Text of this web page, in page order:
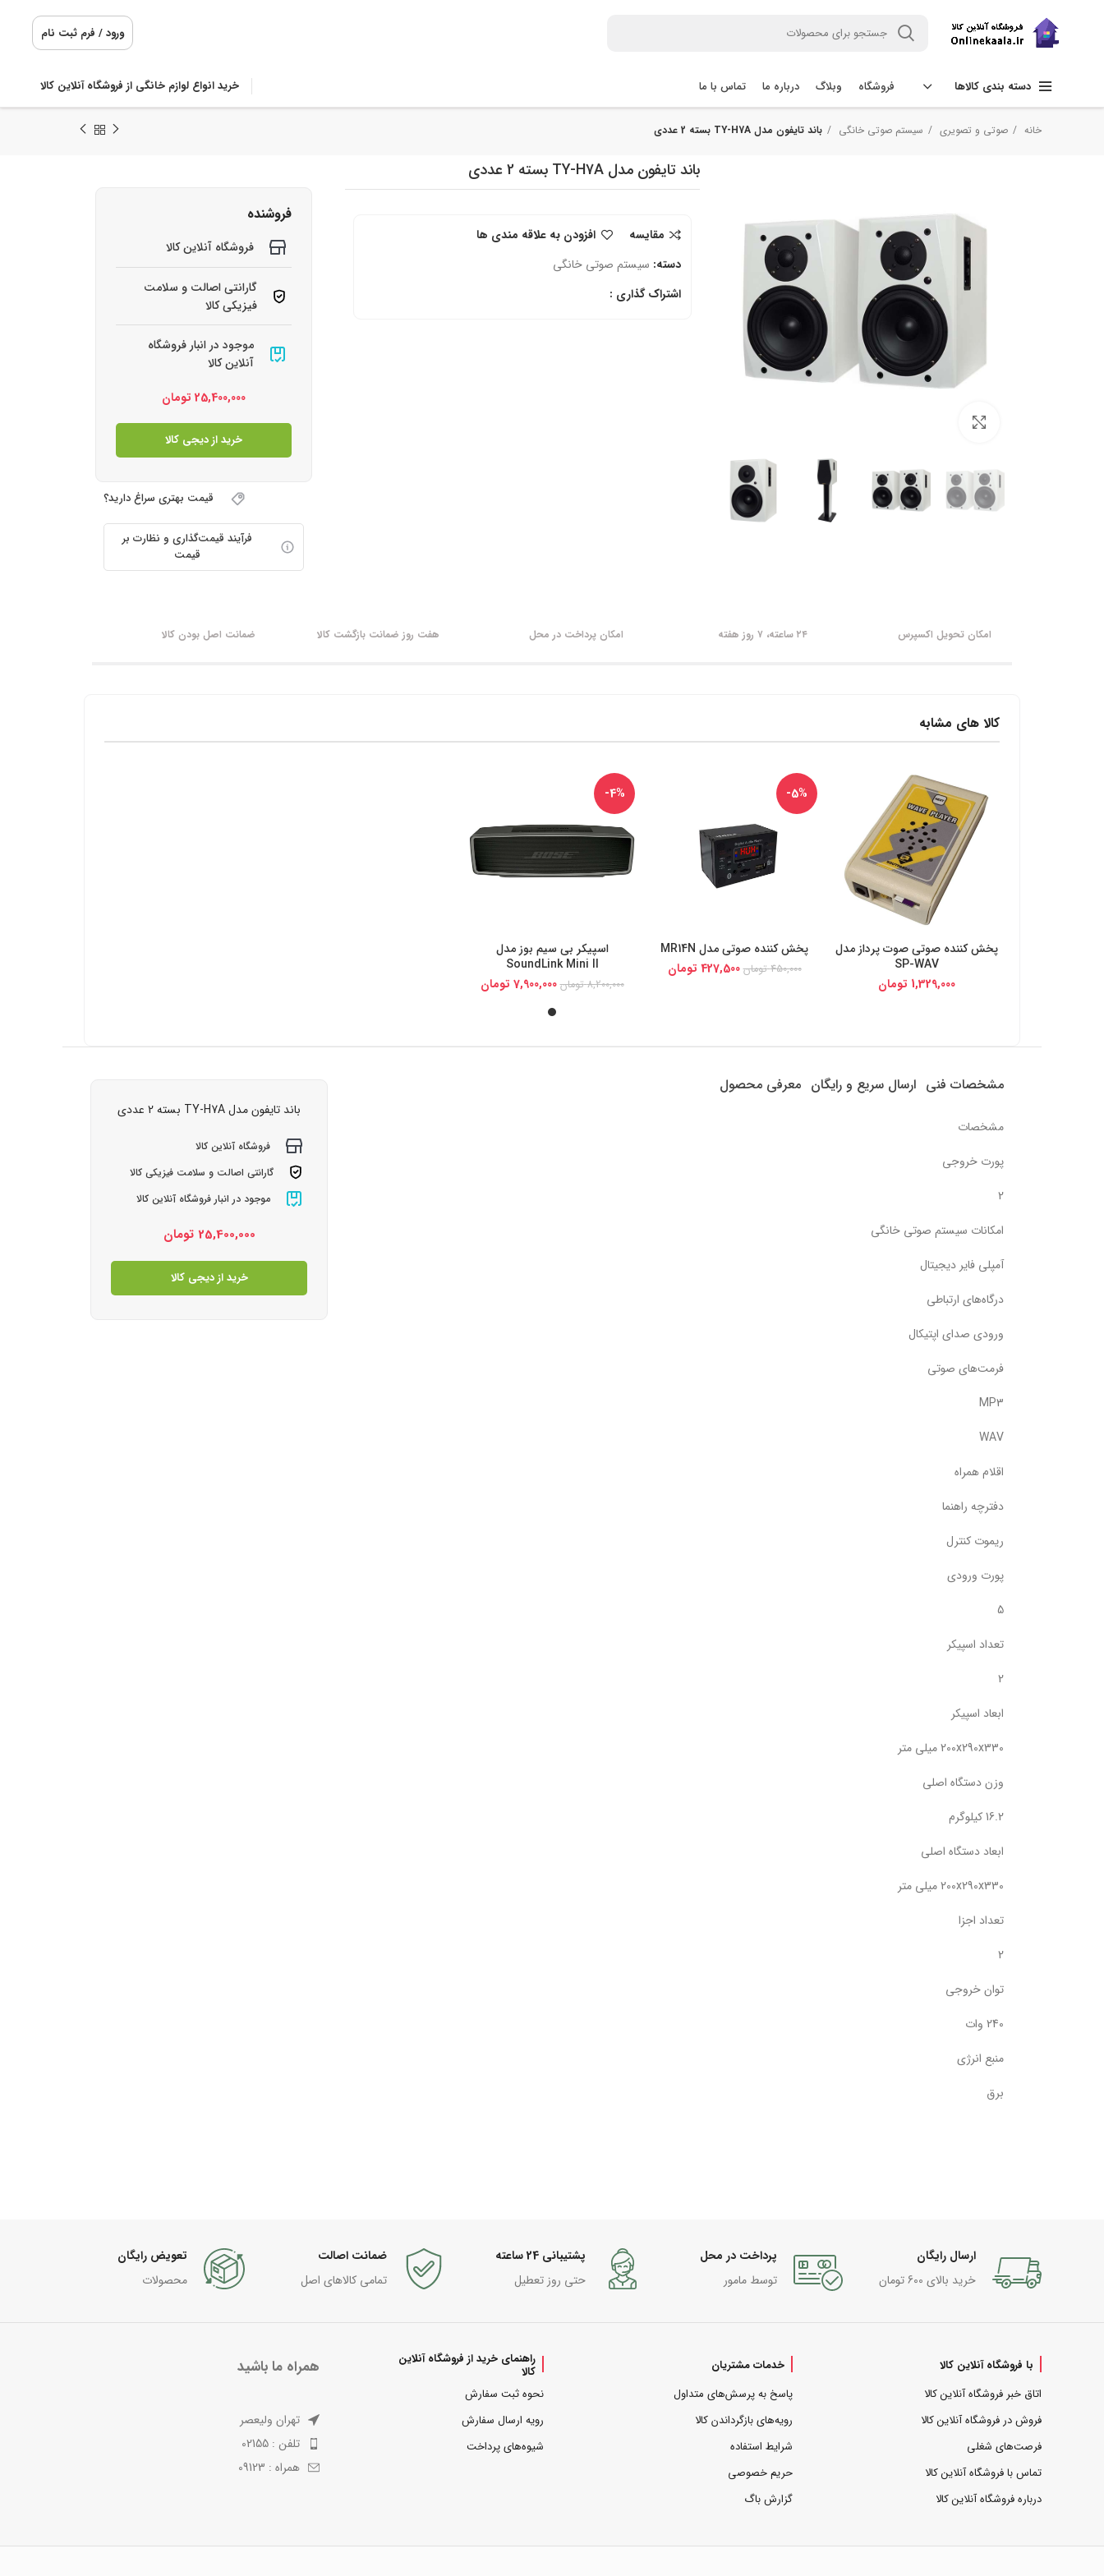
ورود / فرم ثبت نام
دسته بندی کالاها فروشگاه وبلاگ درباره ما تماس با ما خرید انواع لوازم خانگی از فروشگاه آنلاین کالا
خانه صوتی و تصویری سیستم صوتی خانگی باند تایفون مدل TY-H7A بسته 2 عددی
باند تایفون مدل TY-H7A بسته 2 عددی
مقایسه
افزودن به علاقه مندی ها
دسته: سیستم صوتی خانگی
اشتراک گذاری :
فروشنده
فروشگاه آنلاین کالا
گارانتی اصالت و سلامت
فیزیکی کالا
موجود در انبار فروشگاه
آنلاین کالا
25,400,000 تومان
خرید از دیجی کالا
قیمت بهتری سراغ دارید؟
فرآیند قیمت‌گذاری و نظارت بر
قیمت
امکان تحویل اکسپرس ۲۴ ساعته، ۷ روز هفته امکان پرداخت در محل هفت روز ضمانت بازگشت کالا ضمانت اصل بودن کالا
کالا های مشابه
خرید از دیجی کالا
پخش کننده صوتی صوت پرداز مدل
SP-WAV
1,329,000 تومان
-5%
خرید از دیجی کالا
پخش کننده صوتی مدل MR14N
450,000 تومان 427,500 تومان
-4%
خرید از دیجی کالا
اسپیکر بی سیم بوز مدل
SoundLink Mini II
8,200,000 تومان 7,900,000 تومان
مشخصات فنی ارسال سریع و رایگان معرفی محصول
مشخصات
پورت خروجی
2
امکانات سیستم صوتی خانگی
آمپلی فایر دیجیتال
درگاه‌های ارتباطی
ورودی صدای اپتیکال
فرمت‌های صوتی
MP3
WAV
اقلام همراه
دفترچه راهنما
ریموت کنترل
پورت ورودی
5
تعداد اسپیکر
2
ابعاد اسپیکر
200x290x330 میلی متر
وزن دستگاه اصلی
16.2 کیلوگرم
ابعاد دستگاه اصلی
200x290x330 میلی متر
تعداد اجزا
2
توان خروجی
240 وات
منبع انرژی
برق
باند تایفون مدل TY-H7A بسته 2 عددی
فروشگاه آنلاین کالا
گارانتی اصالت و سلامت فیزیکی کالا
موجود در انبار فروشگاه آنلاین کالا
25,400,000 تومان
خرید از دیجی کالا
ارسال رایگان
خرید بالای 600 تومان
پرداخت در محل
توسط مامور
پشتیبانی 24 ساعته
حتی روز تعطیل
ضمانت اصالت
تمامی کالاهای اصل
تعویض رایگان
محصولات
با فروشگاه آنلاین کالا
اتاق خبر فروشگاه آنلاین کالا
فروش در فروشگاه آنلاین کالا
فرصت‌های شغلی
تماس با فروشگاه آنلاین کالا
درباره فروشگاه آنلاین کالا
خدمات مشتریان
پاسخ به پرسش‌های متداول
رویه‌های بازگرداندن کالا
شرایط استفاده
حریم خصوصی
گزارش باگ
راهنمای خرید از فروشگاه آنلاین
کالا
نحوه ثبت سفارش
رویه ارسال سفارش
شیوه‌های پرداخت
همراه ما باشید
تهران ولیعصر
تلفن : 02155
همراه : 09123